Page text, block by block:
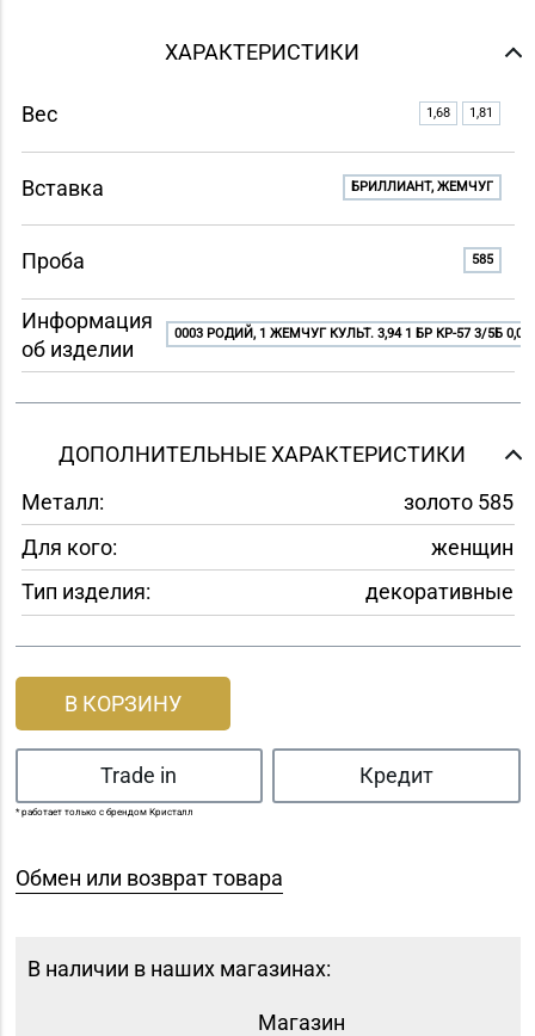
ХАРАКТЕРИСТИКИ
Вес 1,68 1,81
Вставка БРИЛЛИАНТ, ЖЕМЧУГ
Проба 585
Информация
об изделии
0003 РОДИЙ, 1 ЖЕМЧУГ КУЛЬТ. 3,94 1 БР КР-57 3/5Б 0,01
ДОПОЛНИТЕЛЬНЫЕ ХАРАКТЕРИСТИКИ
Металл:
золото 585
Для кого:
женщин
Тип изделия:
декоративные
В КОРЗИНУ
Trade in Кредит
* работает только с брендом Кристалл
Обмен или возврат товара
В наличии в наших магазинах:
Магазин